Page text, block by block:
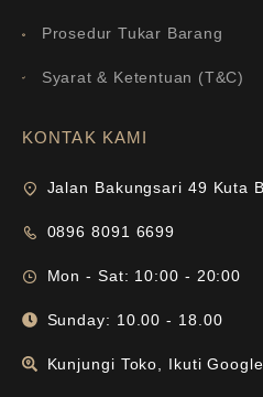
Prosedur Tukar Barang
Syarat & Ketentuan (T&C)
KONTAK KAMI
Jalan Bakungsari 49 Kuta
0896 8091 6699
Mon - Sat: 10:00 - 20:00
Sunday: 10.00 - 18.00
Kunjungi Toko, Ikuti